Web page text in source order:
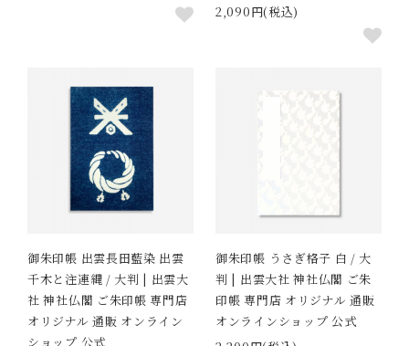
2,090円(税込)
御朱印帳 出雲長田藍染 出雲
千木と注連縄 / 大判 | 出雲大
社 神社仏閣 ご朱印帳 専門店
オリジナル 通販 オンライン
ショップ 公式
御朱印帳 うさぎ格子 白 / 大
判 | 出雲大社 神社仏閣 ご朱
印帳 専門店 オリジナル 通販
オンラインショップ 公式